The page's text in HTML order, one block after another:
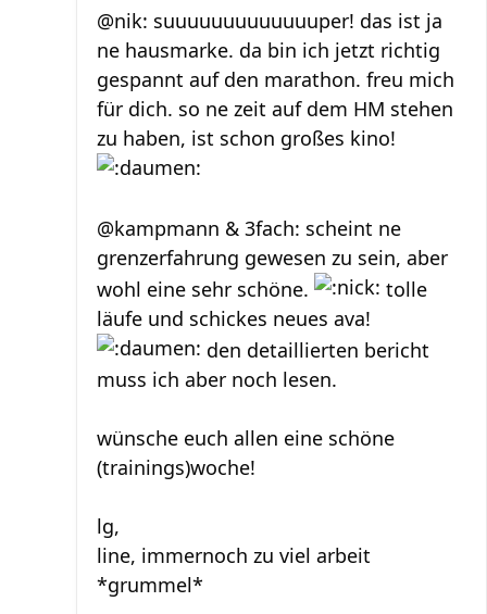
@nik: suuuuuuuuuuuuuper! das ist ja
ne hausmarke. da bin ich jetzt richtig
gespannt auf den marathon. freu mich
für dich. so ne zeit auf dem HM stehen
zu haben, ist schon großes kino!
@kampmann & 3fach: scheint ne
grenzerfahrung gewesen zu sein, aber
wohl eine sehr schöne.
tolle
läufe und schickes neues ava!
den detaillierten bericht
muss ich aber noch lesen.
wünsche euch allen eine schöne
(trainings)woche!
lg,
line, immernoch zu viel arbeit
*grummel*